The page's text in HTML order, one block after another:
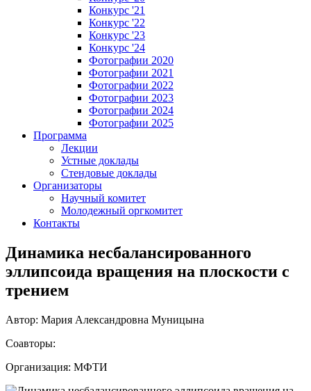
Конкурс '21
Конкурс '22
Конкурс '23
Конкурс '24
Фотографии 2020
Фотографии 2021
Фотографии 2022
Фотографии 2023
Фотографии 2024
Фотографии 2025
Программа
Лекции
Устные доклады
Стендовые доклады
Организаторы
Научный комитет
Молодежный оргкомитет
Контакты
Динамика несбалансированного
эллипсоида вращения на плоскости с
трением
Автор: Мария Александровна Муницына
Соавторы:
Организация: МФТИ